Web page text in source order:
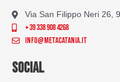
Via San Filippo Neri 26,
+39 338 908 4268
info@metacatania.it
SOCIAL